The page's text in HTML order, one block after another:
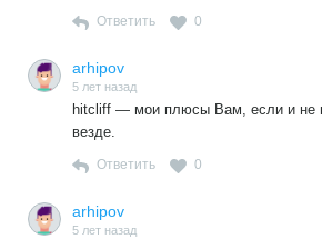
духом, никаким боком к
после. Ну не успел, он же не
бросятся это исполнять. Жрать, им
опять все спокойно. Все
Ответить 0
arhipov
5 лет назад
hitcliff — мои плюсы Вам, если и не
везде.
Ответить 0
arhipov
5 лет назад